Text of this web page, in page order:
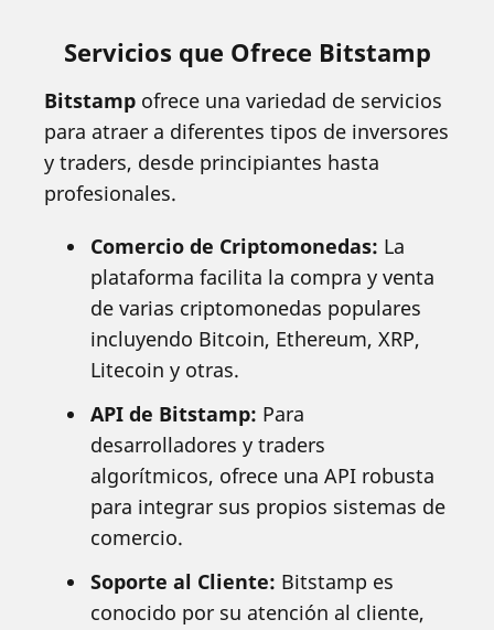
Servicios que Ofrece Bitstamp
Bitstamp ofrece una variedad de servicios
para atraer a diferentes tipos de inversores
y traders, desde principiantes hasta
profesionales.
Comercio de Criptomonedas: La
plataforma facilita la compra y venta
de varias criptomonedas populares
incluyendo Bitcoin, Ethereum, XRP,
Litecoin y otras.
API de Bitstamp: Para
desarrolladores y traders
algorítmicos, ofrece una API robusta
para integrar sus propios sistemas de
comercio.
Soporte al Cliente: Bitstamp es
conocido por su atención al cliente,